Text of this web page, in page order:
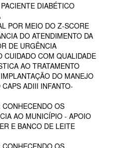
DIABÉTICO
POR MEIO DO Z-SCORE
DO ATENDIMENTO DA
DE URGÊNCIA
CUIDADO COM QUALIDADE
AO TRATAMENTO
DO MANEJO
ADIII INFANTO-
OS
AO MUNICÍPIO - APOIO
E BANCO DE LEITE
OS